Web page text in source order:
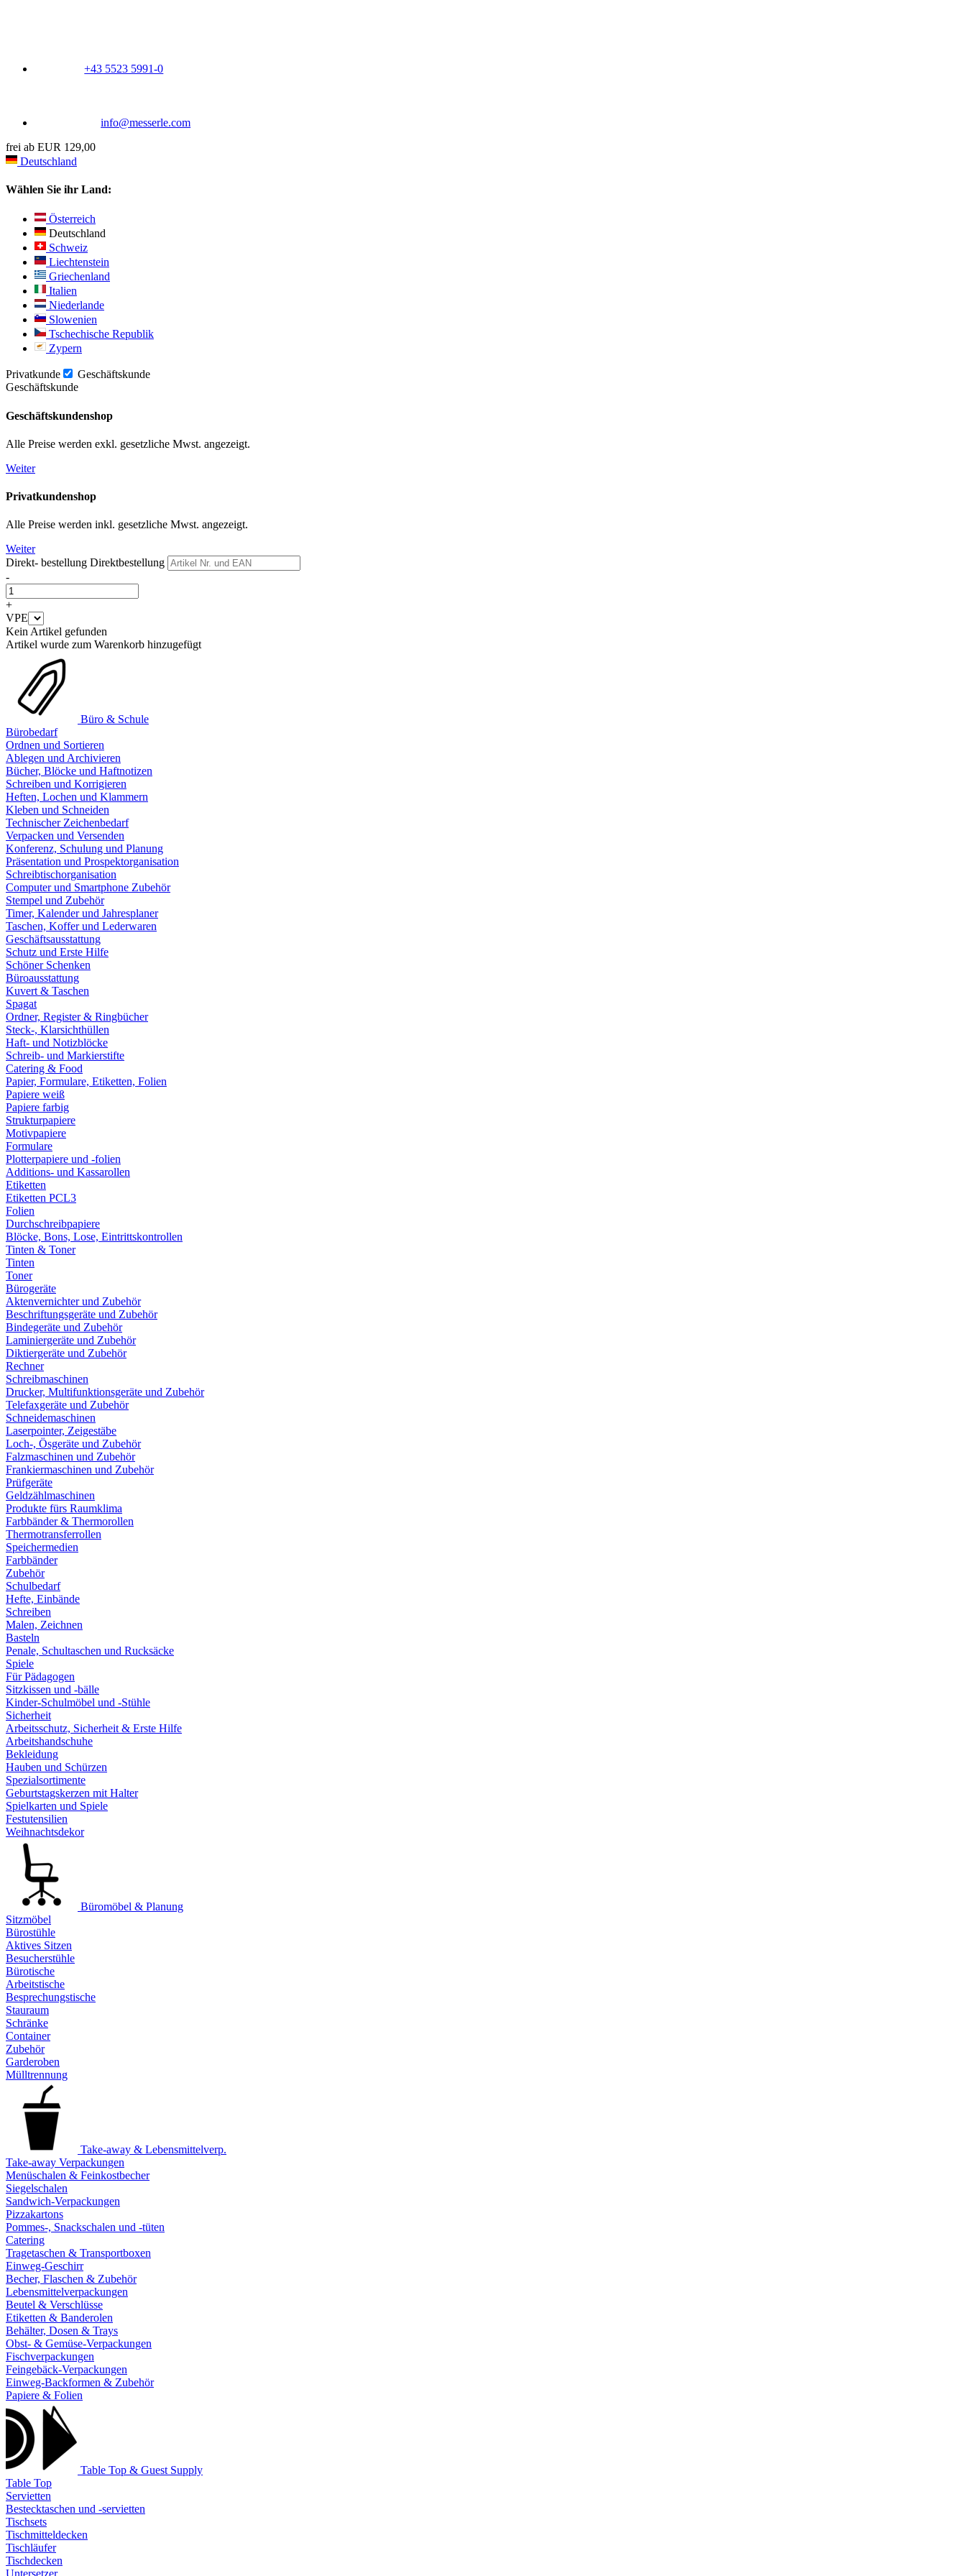
+43 5523 5991-0
info@messerle.com
frei ab EUR 129,00
Deutschland
Wählen Sie ihr Land:
Österreich
Deutschland
Schweiz
Liechtenstein
Griechenland
Italien
Niederlande
Slowenien
Tschechische Republik
Zypern
Privatkunde
Geschäftskunde
Geschäftskunde
Geschäftskundenshop
Alle Preise werden exkl. gesetzliche Mwst. angezeigt.
Weiter
Privatkundenshop
Alle Preise werden inkl. gesetzliche Mwst. angezeigt.
Weiter
Direkt- bestellung Direktbestellung
-
+
VPE
Kein Artikel gefunden
Artikel wurde zum Warenkorb hinzugefügt
Büro & Schule
Bürobedarf
Ordnen und Sortieren
Ablegen und Archivieren
Bücher, Blöcke und Haftnotizen
Schreiben und Korrigieren
Heften, Lochen und Klammern
Kleben und Schneiden
Technischer Zeichenbedarf
Verpacken und Versenden
Konferenz, Schulung und Planung
Präsentation und Prospektorganisation
Schreibtischorganisation
Computer und Smartphone Zubehör
Stempel und Zubehör
Timer, Kalender und Jahresplaner
Taschen, Koffer und Lederwaren
Geschäftsausstattung
Schutz und Erste Hilfe
Schöner Schenken
Büroausstattung
Kuvert & Taschen
Spagat
Ordner, Register & Ringbücher
Steck-, Klarsichthüllen
Haft- und Notizblöcke
Schreib- und Markierstifte
Catering & Food
Papier, Formulare, Etiketten, Folien
Papiere weiß
Papiere farbig
Strukturpapiere
Motivpapiere
Formulare
Plotterpapiere und -folien
Additions- und Kassarollen
Etiketten
Etiketten PCL3
Folien
Durchschreibpapiere
Blöcke, Bons, Lose, Eintrittskontrollen
Tinten & Toner
Tinten
Toner
Bürogeräte
Aktenvernichter und Zubehör
Beschriftungsgeräte und Zubehör
Bindegeräte und Zubehör
Laminiergeräte und Zubehör
Diktiergeräte und Zubehör
Rechner
Schreibmaschinen
Drucker, Multifunktionsgeräte und Zubehör
Telefaxgeräte und Zubehör
Schneidemaschinen
Laserpointer, Zeigestäbe
Loch-, Ösgeräte und Zubehör
Falzmaschinen und Zubehör
Frankiermaschinen und Zubehör
Prüfgeräte
Geldzählmaschinen
Produkte fürs Raumklima
Farbbänder & Thermorollen
Thermotransferrollen
Speichermedien
Farbbänder
Zubehör
Schulbedarf
Hefte, Einbände
Schreiben
Malen, Zeichnen
Basteln
Penale, Schultaschen und Rucksäcke
Spiele
Für Pädagogen
Sitzkissen und -bälle
Kinder-Schulmöbel und -Stühle
Sicherheit
Arbeitsschutz, Sicherheit & Erste Hilfe
Arbeitshandschuhe
Bekleidung
Hauben und Schürzen
Spezialsortimente
Geburtstagskerzen mit Halter
Spielkarten und Spiele
Festutensilien
Weihnachtsdekor
Büromöbel & Planung
Sitzmöbel
Bürostühle
Aktives Sitzen
Besucherstühle
Bürotische
Arbeitstische
Besprechungstische
Stauraum
Schränke
Container
Zubehör
Garderoben
Mülltrennung
Take-away & Lebensmittelverp.
Take-away Verpackungen
Menüschalen & Feinkostbecher
Siegelschalen
Sandwich-Verpackungen
Pizzakartons
Pommes-, Snackschalen und -tüten
Catering
Tragetaschen & Transportboxen
Einweg-Geschirr
Becher, Flaschen & Zubehör
Lebensmittelverpackungen
Beutel & Verschlüsse
Etiketten & Banderolen
Behälter, Dosen & Trays
Obst- & Gemüse-Verpackungen
Fischverpackungen
Feingebäck-Verpackungen
Einweg-Backformen & Zubehör
Papiere & Folien
Table Top & Guest Supply
Table Top
Servietten
Bestecktaschen und -servietten
Tischsets
Tischmitteldecken
Tischläufer
Tischdecken